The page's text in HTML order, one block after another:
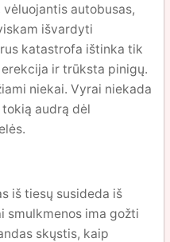
autobusas,
išvardyti
katastrofa ištinka tik
ir trūksta pinigų.
niekai. Vyrai niekada
audrą dėl
iš tiesų susideda iš
smulkmenos ima gožti
skųstis, kaip